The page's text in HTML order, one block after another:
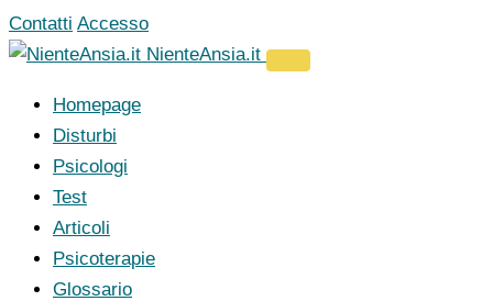
Vai
al
Contatti Accesso
NienteAnsia.it
Homepage
Disturbi
Psicologi
Test
Articoli
Psicoterapie
Glossario